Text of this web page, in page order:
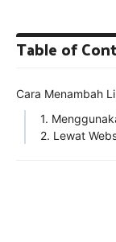
Table of
Cara Menambah
1.
2. Lewat